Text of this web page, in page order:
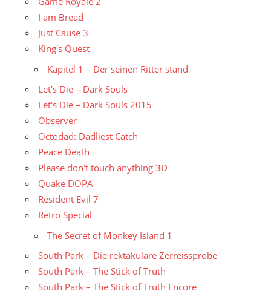
I am Bread
Just Cause 3
King's Quest
Kapitel 1 – Der seinen Ritter stand
Let's Die – Dark Souls
Let's Die – Dark Souls 2015
Observer
Octodad: Dadliest Catch
Peace Death
Please don't touch anything 3D
Quake DOPA
Resident Evil 7
Retro Special
The Secret of Monkey Island 1
South Park – Die rektakuläre Zerreissprobe
South Park – The Stick of Truth
South Park – The Stick of Truth Encore